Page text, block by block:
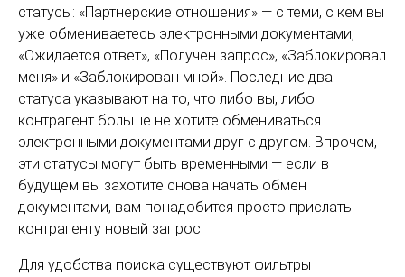
статусы: «Партнерские отношения» — с теми, с кем вы
уже обмениваетесь электронными документами,
«Ожидается ответ», «Получен запрос», «Заблокировал
меня» и «Заблокирован мной». Последние два
статуса указывают на то, что либо вы, либо
контрагент больше не хотите обмениваться
электронными документами друг с другом. Впрочем,
эти статусы могут быть временными — если в
будущем вы захотите снова начать обмен
документами, вам понадобится просто прислать
контрагенту новый запрос.
Для удобства поиска существуют фильтры